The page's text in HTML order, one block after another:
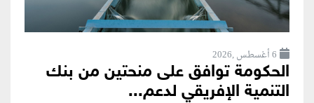
6 أغسطس ,2026
الحكومة توافق على منحتين من بنك
التنمية الإفريقي لدعم...